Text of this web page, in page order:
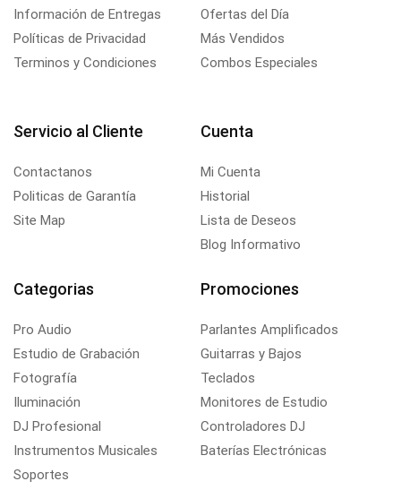
Información de Entregas
Políticas de Privacidad
Terminos y Condiciones
Ofertas del Día
Más Vendidos
Combos Especiales
Servicio al Cliente
Contactanos
Politicas de Garantía
Site Map
Cuenta
Mi Cuenta
Historial
Lista de Deseos
Blog Informativo
Categorias
Pro Audio
Estudio de Grabación
Fotografía
Iluminación
DJ Profesional
Instrumentos Musicales
Soportes
Promociones
Parlantes Amplificados
Guitarras y Bajos
Teclados
Monitores de Estudio
Controladores DJ
Baterías Electrónicas